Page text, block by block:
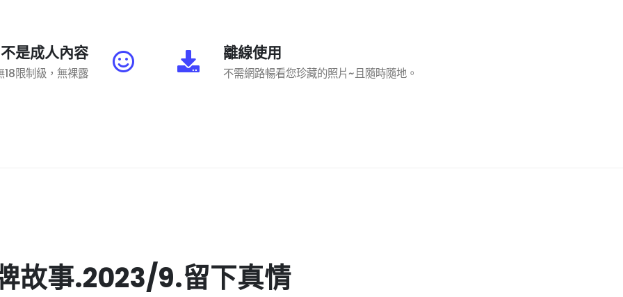
不是成人內容
18限制級，無裸露
離線使用
不需網路暢看您珍藏的照片~且隨時隨地。
故事.2023/9.留下真情